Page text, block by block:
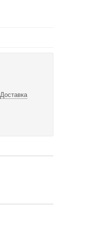
Доставка